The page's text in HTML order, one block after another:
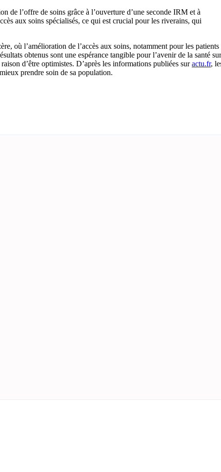
de l’offre de soins grâce à l’ouverture d’une seconde IRM et à
aux soins spécialisés, ce qui est crucial pour les riverains, qui
où l’amélioration de l’accès aux soins, notamment pour les patients
obtenus sont une espérance tangible pour l’avenir de la santé sur
d’être optimistes. D’après les informations publiées suractu.fr,
prendre soin de sa population.